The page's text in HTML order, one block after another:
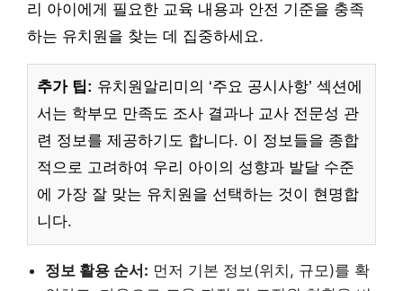
리 아이에게 필요한 교육 내용과 안전 기준을 충족
하는 유치원을 찾는 데 집중하세요.
추가 팁: 유치원알리미의 ‘주요 공시사항’ 섹션에
서는 학부모 만족도 조사 결과나 교사 전문성 관
련 정보를 제공하기도 합니다. 이 정보들을 종합
적으로 고려하여 우리 아이의 성향과 발달 수준
에 가장 잘 맞는 유치원을 선택하는 것이 현명합
니다.
정보 활용 순서: 먼저 기본 정보(위치, 규모)를 확